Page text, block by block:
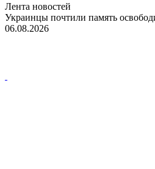
Лента новостей
Украинцы почтили память
06.08.2026